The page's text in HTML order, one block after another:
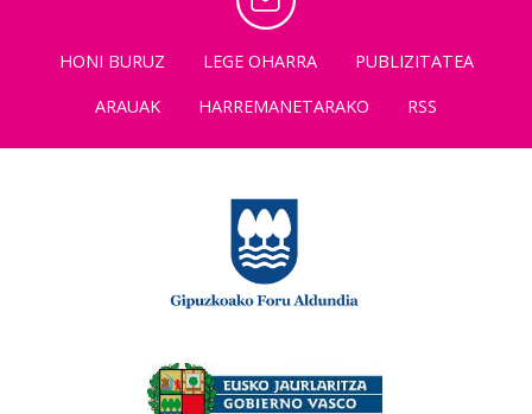
HONI BURUZ LEGE OHARRA
PUBLIZITATEA
ARAUAK
HARREMANETARAKO RSS